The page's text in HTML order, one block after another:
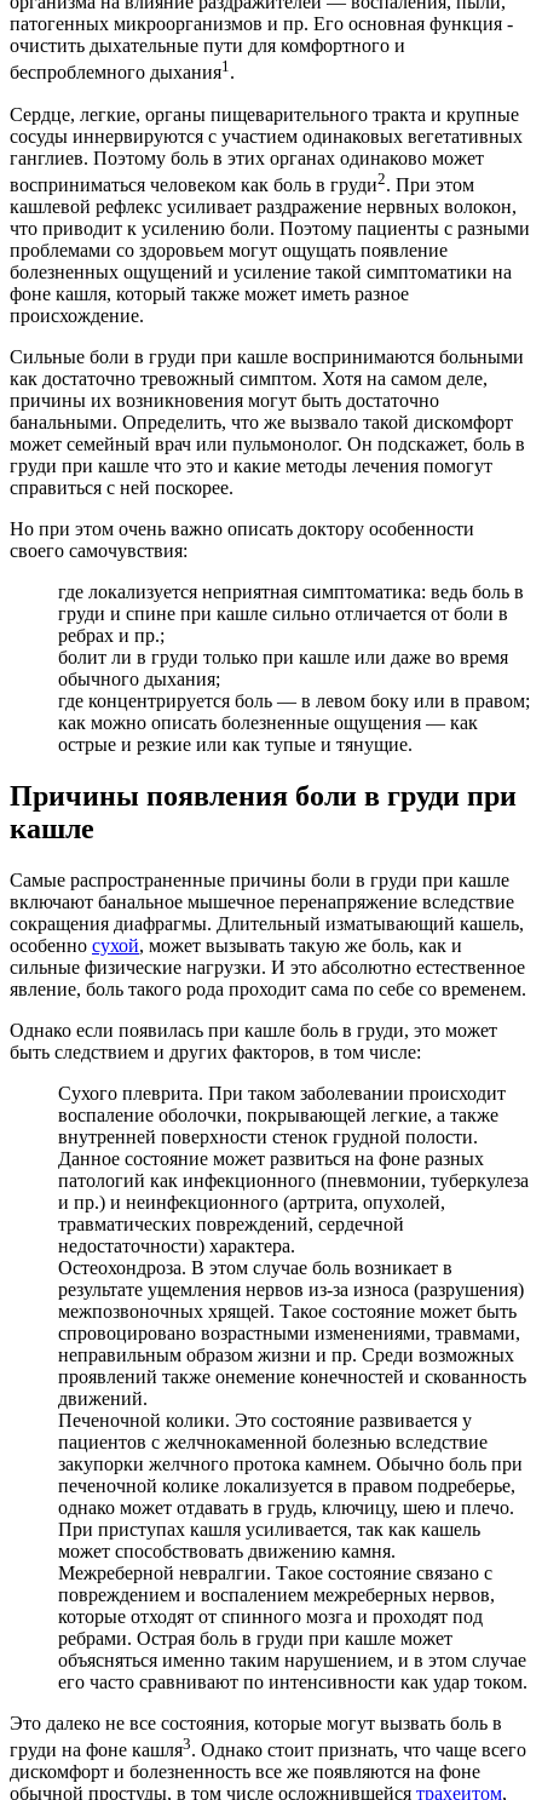
патогенных микроорганизмов и пр. Его основная функция -
очистить дыхательные пути для комфортного и
беспроблемного дыхания1.
Сердце, легкие, органы пищеварительного тракта и крупные
сосуды иннервируются с участием одинаковых вегетативных
ганглиев. Поэтому боль в этих органах одинаково может
восприниматься человеком как боль в груди2. При этом
кашлевой рефлекс усиливает раздражение нервных волокон,
что приводит к усилению боли. Поэтому пациенты с разными
проблемами со здоровьем могут ощущать появление
болезненных ощущений и усиление такой симптоматики на
фоне кашля, который также может иметь разное
происхождение.
Сильные боли в груди при кашле воспринимаются больными
как достаточно тревожный симптом. Хотя на самом деле,
причины их возникновения могут быть достаточно
банальными. Определить, что же вызвало такой дискомфорт
может семейный врач или пульмонолог. Он подскажет, боль в
груди при кашле что это и какие методы лечения помогут
справиться с ней поскорее.
Но при этом очень важно описать доктору особенности
своего самочувствия:
где локализуется неприятная симптоматика: ведь боль в
груди и спине при кашле сильно отличается от боли в
ребрах и пр.;
болит ли в груди только при кашле или даже во время
обычного дыхания;
где концентрируется боль — в левом боку или в правом;
как можно описать болезненные ощущения — как
острые и резкие или как тупые и тянущие.
Причины появления боли в груди при
кашле
Самые распространенные причины боли в груди при кашле
включают банальное мышечное перенапряжение вследствие
сокращения диафрагмы. Длительный изматывающий кашель,
особенно сухой, может вызывать такую же боль, как и
сильные физические нагрузки. И это абсолютно естественное
явление, боль такого рода проходит сама по себе со временем.
Однако если появилась при кашле боль в груди, это может
быть следствием и других факторов, в том числе:
Сухого плеврита. При таком заболевании происходит
воспаление оболочки, покрывающей легкие, а также
внутренней поверхности стенок грудной полости.
Данное состояние может развиться на фоне разных
патологий как инфекционного (пневмонии, туберкулеза
и пр.) и неинфекционного (артрита, опухолей,
травматических повреждений, сердечной
недостаточности) характера.
Остеохондроза. В этом случае боль возникает в
результате ущемления нервов из-за износа (разрушения)
межпозвоночных хрящей. Такое состояние может быть
спровоцировано возрастными изменениями, травмами,
неправильным образом жизни и пр. Среди возможных
проявлений также онемение конечностей и скованность
движений.
Печеночной колики. Это состояние развивается у
пациентов с желчнокаменной болезнью вследствие
закупорки желчного протока камнем. Обычно боль при
печеночной колике локализуется в правом подреберье,
однако может отдавать в грудь, ключицу, шею и плечо.
При приступах кашля усиливается, так как кашель
может способствовать движению камня.
Межреберной невралгии. Такое состояние связано с
повреждением и воспалением межреберных нервов,
которые отходят от спинного мозга и проходят под
ребрами. Острая боль в груди при кашле может
объясняться именно таким нарушением, и в этом случае
его часто сравнивают по интенсивности как удар током.
Это далеко не все состояния, которые могут вызвать боль в
груди на фоне кашля3. Однако стоит признать, что чаще всего
дискомфорт и болезненность все же появляются на фоне
обычной простуды, в том числе осложнившейся трахеитом,